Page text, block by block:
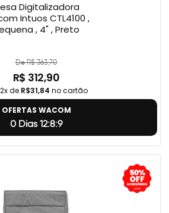
Digitalizadora
Intuos CTL4100 ,
, 4" , Preto
De R$ 363,70
R$ 312,90
de R$31,84 no cartão
OFERTAS WACOM
0 Dias 12:8:8